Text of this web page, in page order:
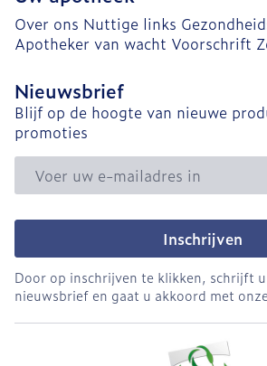
Over ons Nuttige links
Apotheker van wacht Voorschrift
Nieuwsbrief
Blijf op de hoogte van nieuwe
promoties
E-mail adres
Inschrijven
Door op inschrijven te klikken, schrijft
nieuwsbrief en gaat u akkoord met